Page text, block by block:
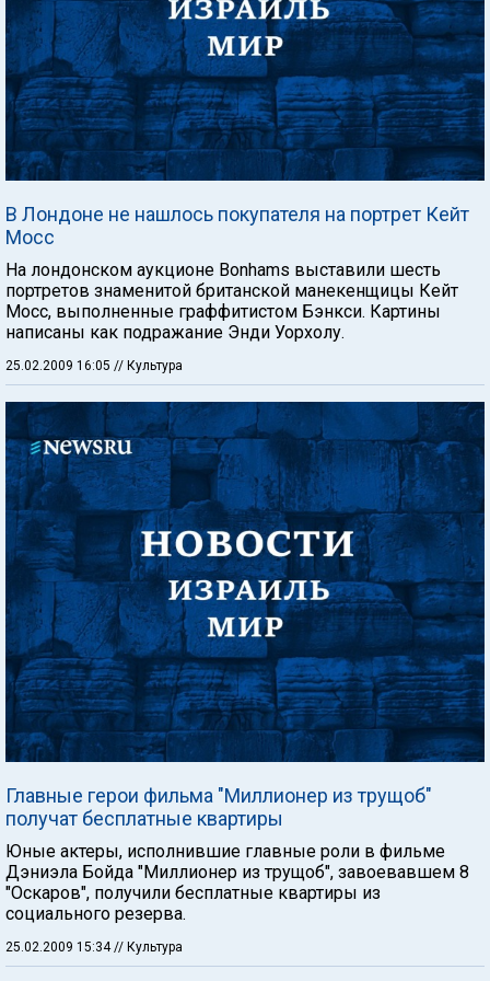
В Лондоне не нашлось покупателя на портрет Кейт
Мосс
На лондонском аукционе Bonhams выставили шесть
портретов знаменитой британской манекенщицы Кейт
Мосс, выполненные граффитистом Бэнкси. Картины
написаны как подражание Энди Уорхолу.
25.02.2009 16:05 // Культура
Главные герои фильма "Миллионер из трущоб"
получат бесплатные квартиры
Юные актеры, исполнившие главные роли в фильме
Дэниэла Бойда "Миллионер из трущоб", завоевавшем 8
"Оскаров", получили бесплатные квартиры из
социального резерва.
25.02.2009 15:34 // Культура